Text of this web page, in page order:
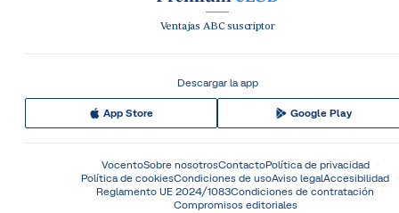
Ventajas ABC suscriptor
Descargar la app
App Store Google Play
VocentoSobre nosotrosContactoPolítica de privacidad
Política de cookiesCondiciones de usoAviso legalAccesibilidad
Reglamento UE 2024/1083Condiciones de contratación
Compromisos editoriales